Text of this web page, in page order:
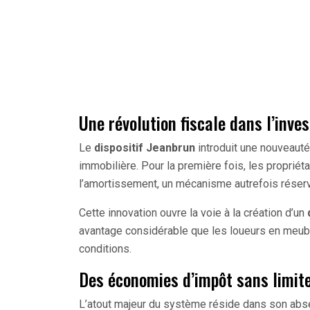
Une révolution fiscale dans
Le dispositif Jeanbrun introduit une
immobilière. Pour la première fois, les
l’amortissement, un mécanisme autrefois
Cette innovation ouvre la voie à la création d’un
avantage considérable que les loueurs en
conditions.
Des économies d’impôt sans
L’atout majeur du système réside dans son